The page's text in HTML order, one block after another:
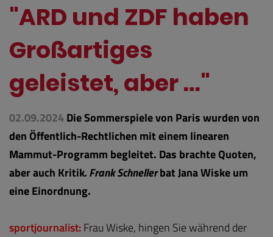
"ARD und ZDF haben
Großartiges
geleistet, aber …"
02.09.2024 Die Sommerspiele von Paris wurden von
den Öffentlich-Rechtlichen mit einem linearen
Mammut-Programm begleitet. Das brachte Quoten,
aber auch Kritik. Frank Schnellerbat Jana Wiske um
eine Einordnung.
sportjournalist:Frau Wiske, hingen Sie während der